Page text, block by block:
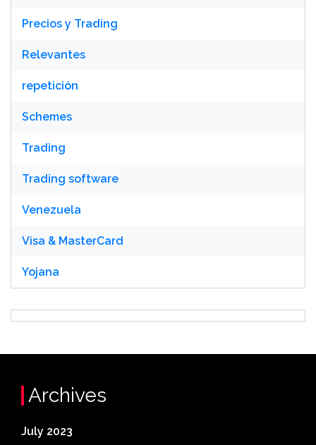
Precios y Trading
Relevantes
repetición
Schemes
Trading
Trading software
Venezuela
Visa & MasterCard
Yojana
Archives
July 2023